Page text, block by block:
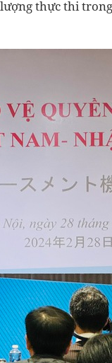
thực thi trong